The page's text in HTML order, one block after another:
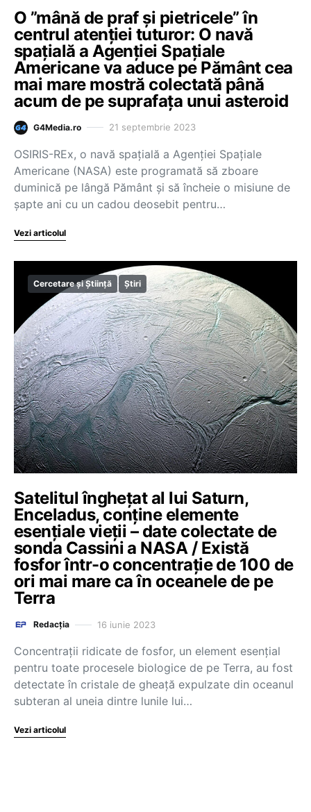
O ”mână de praf și pietricele” în
centrul atenției tuturor: O navă
spațială a Agenției Spațiale
Americane va aduce pe Pământ cea
mai mare mostră colectată până
acum de pe suprafața unui asteroid
G4Media.ro 21 septembrie 2023
OSIRIS-REx, o navă spațială a Agenției Spațiale
Americane (NASA) este programată să zboare
duminică pe lângă Pământ și să încheie o misiune de
șapte ani cu un cadou deosebit pentru…
Vezi articolul
Cercetare și Știință Știri
Satelitul înghețat al lui Saturn,
Enceladus, conține elemente
esențiale vieții – date colectate de
sonda Cassini a NASA / Există
fosfor într-o concentrație de 100 de
ori mai mare ca în oceanele de pe
Terra
Redacția 16 iunie 2023
Concentraţii ridicate de fosfor, un element esenţial
pentru toate procesele biologice de pe Terra, au fost
detectate în cristale de gheaţă expulzate din oceanul
subteran al uneia dintre lunile lui…
Vezi articolul